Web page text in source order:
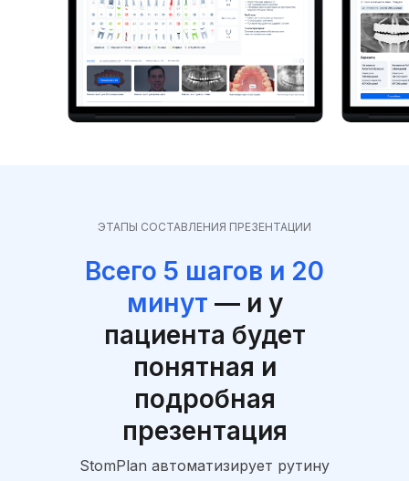
ЭТАПЫ СОСТАВЛЕНИЯ ПРЕЗЕНТАЦИИ
Всего 5 шагов и 20
минут — и у
пациента будет
понятная и
подробная
презентация
StomPlan автоматизирует рутину